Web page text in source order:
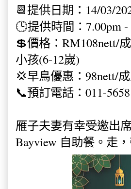
📆提供日期：14/03/
🕒提供時間：7.00pm -
💲價格：RM108nett/
小孩(6-12嵗)
💢早鳥優惠：98nett/
📞預訂電話：011-
雁子夫妻有幸受邀出
Bayview 自助餐。走